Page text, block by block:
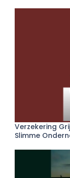
Verzekering
Slimme